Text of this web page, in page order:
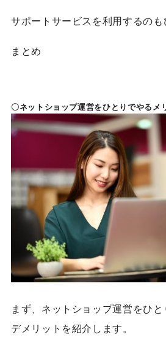
サポートサービスを利用するのも
まとめ
〇ネットショップ運営をひとりでやるメ
まず、ネットショップ運営をひ
デメリットを紹介します。